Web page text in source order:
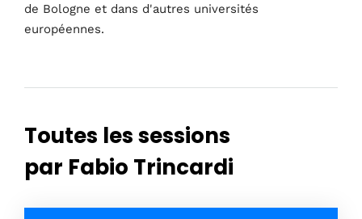
de Bologne et dans d'autres universités
européennes.
Toutes les sessions
par Fabio Trincardi
Où
Los Angeles CA 95716